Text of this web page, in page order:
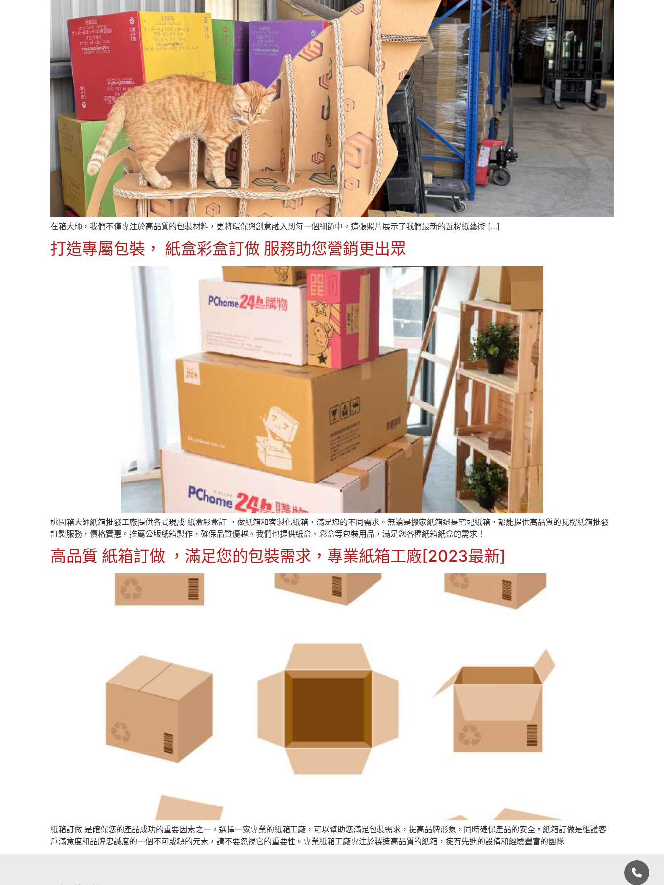
在箱大師，我們不僅專注於高品質的包裝材料，更將環保與創意融入到每一個細節中。這張照片展示了我們最新的瓦楞紙藝術 […]
打造專屬包裝， 紙盒彩盒訂做 服務助您營銷更出眾
桃園箱大師紙箱批發工廠提供各式現成 紙盒彩盒訂 ，做紙箱和客製化紙箱，滿足您的不同需求。無論是搬家紙箱還是宅配紙箱，都能提供高品質的瓦楞紙箱批發
訂製服務，價格實惠。推薦公版紙箱製作，確保品質優越。我們也提供紙盒、彩盒等包裝用品，滿足您各種紙箱紙盒的需求！
高品質 紙箱訂做 ，滿足您的包裝需求，專業紙箱工廠[2023最新]
紙箱訂做 是確保您的產品成功的重要因素之一。選擇一家專業的紙箱工廠，可以幫助您滿足包裝需求，提高品牌形象，同時確保產品的安全。紙箱訂做是維護客
戶滿意度和品牌忠誠度的一個不可或缺的元素，請不要忽視它的重要性。專業紙箱工廠專注於製造高品質的紙箱，擁有先進的設備和經驗豐富的團隊